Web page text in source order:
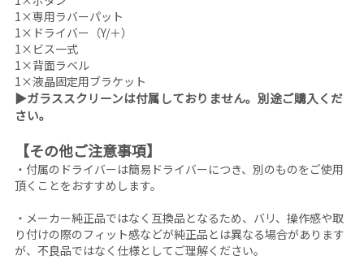
1×専用ラバーパット
1×ドライバー（Y/＋）
1×ビス一式
1×背面ラベル
1×液晶固定用ブラケット
▶ガラススクリーンは付属しておりません。別途ご購入くだ
さい。
【その他ご注意事項】
・付属のドライバーは簡易ドライバーにつき、別のものをご使用
頂くことをおすすめします。
・メーカー純正品ではなく互換品となるため、バリ、操作感や取
り付けの際のフィット感などが純正品とは異なる場合があります
が、不良品ではなく仕様としてご理解ください。